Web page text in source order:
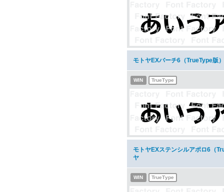
モトヤEXバーチ6（TrueType版
WIN TrueType
モトヤEXステンシルアポロ6（
ヤ
WIN TrueType